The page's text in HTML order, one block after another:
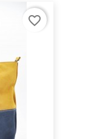
favorite_border